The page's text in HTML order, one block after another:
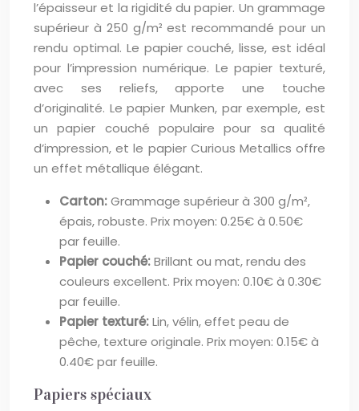
l’épaisseur et la rigidité du papier. Un grammage
supérieur à 250 g/m² est recommandé pour un
rendu optimal. Le papier couché, lisse, est idéal
pour l’impression numérique. Le papier texturé,
avec ses reliefs, apporte une touche
d’originalité. Le papier Munken, par exemple, est
un papier couché populaire pour sa qualité
d’impression, et le papier Curious Metallics offre
un effet métallique élégant.
Carton:Grammage supérieur à 300 g/m²,
épais, robuste. Prix moyen: 0.25€ à 0.50€
par feuille.
Papier couché:Brillant ou mat, rendu des
couleurs excellent. Prix moyen: 0.10€ à 0.30€
par feuille.
Papier texturé:Lin, vélin, effet peau de
pêche, texture originale. Prix moyen: 0.15€ à
0.40€ par feuille.
Papiers spéciaux